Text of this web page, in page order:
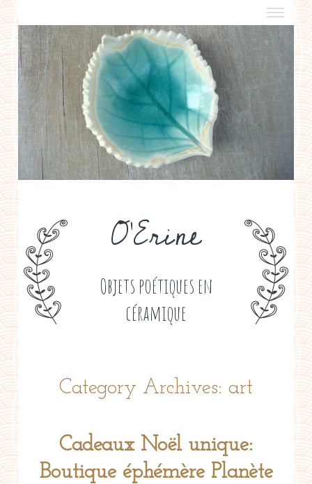
O'Erine
Objets poétiques en
céramique
a propos
boutiques de créateurs
contact
politique de confidentialité
Category Archives: art
Cadeaux Noël unique:
Boutique éphémère Planète